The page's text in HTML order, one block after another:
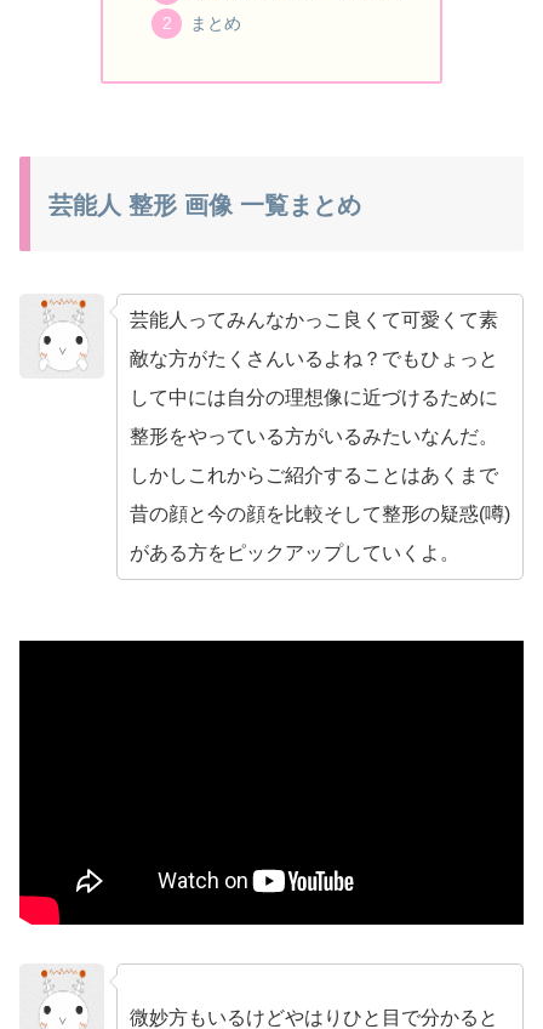
まとめ
芸能人 整形 画像 一覧まとめ
芸能人ってみんなかっこ良くて可愛くて素
敵な方がたくさんいるよね？でもひょっと
して中には自分の理想像に近づけるために
整形をやっている方がいるみたいなんだ。
しかしこれからご紹介することはあくまで
昔の顔と今の顔を比較そして整形の疑惑(噂)
がある方をピックアップしていくよ。
微妙方もいるけどやはりひと目で分かると